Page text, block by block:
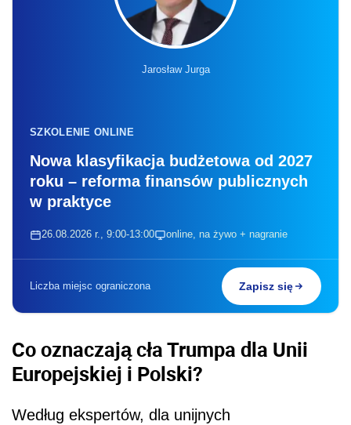
Jarosław Jurga
SZKOLENIE ONLINE
Nowa klasyfikacja budżetowa od 2027
roku – reforma finansów publicznych
w praktyce
26.08.2026 r., 9:00-13:00 online, na żywo + nagranie
Liczba miejsc ograniczona Zapisz się
Co oznaczają cła Trumpa dla Unii
Europejskiej i Polski?
Według ekspertów, dla unijnych